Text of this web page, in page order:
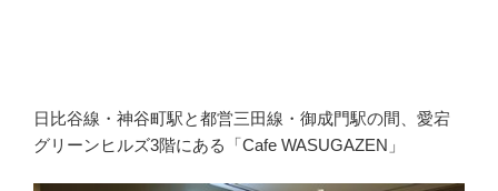
日比谷線・神谷町駅と都営三田線・御成門駅の間、愛宕
グリーンヒルズ3階にある「Cafe WASUGAZEN」